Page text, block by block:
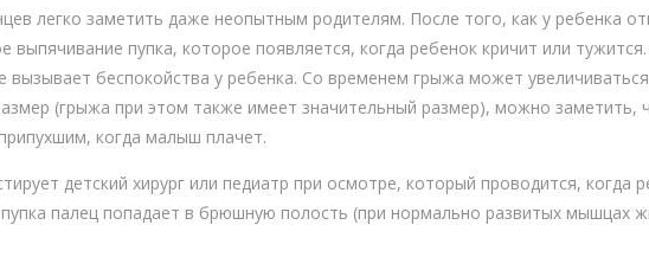
легко заметить даже неопытным родителям. После того, как у ребенка
выпячивание пупка, которое появляется, когда ребенок кричит или
вызывает беспокойства у ребенка. Со временем грыжа может
(грыжа при этом также имеет значительный размер), можно заметить,
когда малыш плачет.
детский хирург или педиатр при осмотре, который проводится, когда
палец попадает в брюшную полость (при нормально развитых мышцах